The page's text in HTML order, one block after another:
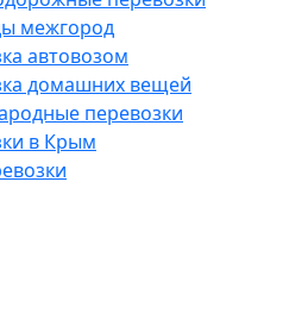
межгород
автовозом
домашних вещей
перевозки
в Крым